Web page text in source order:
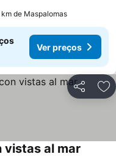
de Maspalomas
Ver preços
Partilhar
vistas al mar